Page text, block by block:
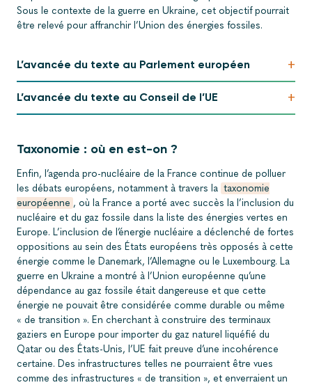
Sous le contexte de la guerre en Ukraine, cet objectif pourrait
être relevé pour affranchir l’Union des énergies fossiles.
L’avancée du texte au Parlement européen +
L’avancée du texte au Conseil de l’UE +
Taxonomie : où en est-on ?
Enfin, l’agenda pro-nucléaire de la France continue de polluer
les débats européens, notamment à travers la taxonomie
européenne , où la France a porté avec succès la l’inclusion du
nucléaire et du gaz fossile dans la liste des énergies vertes en
Europe. L’inclusion de l’énergie nucléaire a déclenché de fortes
oppositions au sein des États européens très opposés à cette
énergie comme le Danemark, l’Allemagne ou le Luxembourg. La
guerre en Ukraine a montré à l’Union européenne qu’une
dépendance au gaz fossile était dangereuse et que cette
énergie ne pouvait être considérée comme durable ou même
« de transition ». En cherchant à construire des terminaux
gaziers en Europe pour importer du gaz naturel liquéfié du
Qatar ou des États-Unis, l’UE fait preuve d’une incohérence
certaine. Des infrastructures telles ne pourraient être vues
comme des infrastructures « de transition », et enverraient un